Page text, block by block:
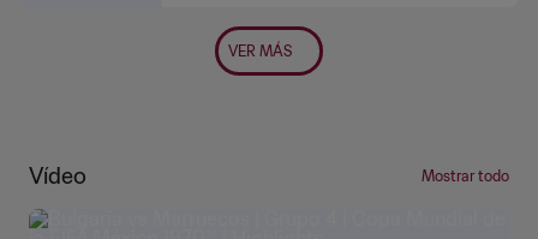
VER MÁS
Vídeo Mostrar todo